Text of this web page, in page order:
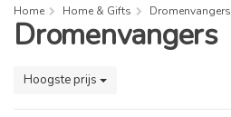
Home Home & Gifts Dromenvangers
Dromenvangers
Hoogste prijs